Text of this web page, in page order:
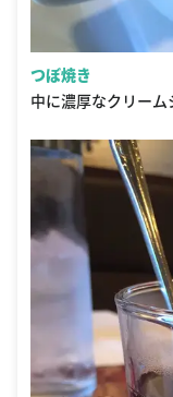
つぼ焼き
中に濃厚なクリー